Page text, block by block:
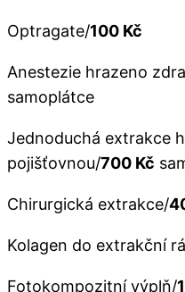
Optragate/100 Kč
Anestezie hrazeno
samoplátce
Jednoduchá extrakce
pojišťovnou/700 Kč
Chirurgická extrakce/
Kolagen do extrakční
Fotokompozitní výplň/